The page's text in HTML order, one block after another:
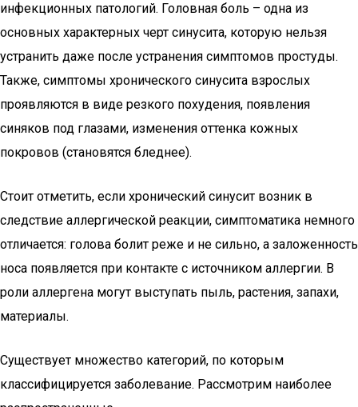
инфекционных патологий. Головная боль – одна из
основных характерных черт синусита, которую нельзя
устранить даже после устранения симптомов простуды.
Также, симптомы хронического синусита взрослых
проявляются в виде резкого похудения, появления
синяков под глазами, изменения оттенка кожных
покровов (становятся бледнее).
Стоит отметить, если хронический синусит возник в
следствие аллергической реакции, симптоматика немного
отличается: голова болит реже и не сильно, а заложенность
носа появляется при контакте с источником аллергии. В
роли аллергена могут выступать пыль, растения, запахи,
материалы.
Существует множество категорий, по которым
классифицируется заболевание. Рассмотрим наиболее